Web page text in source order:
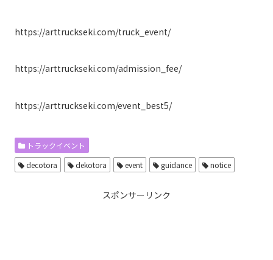
https://arttruckseki.com/truck_event/
https://arttruckseki.com/admission_fee/
https://arttruckseki.com/event_best5/
トラックイベント
decotora
dekotora event guidance notice
スポンサーリンク